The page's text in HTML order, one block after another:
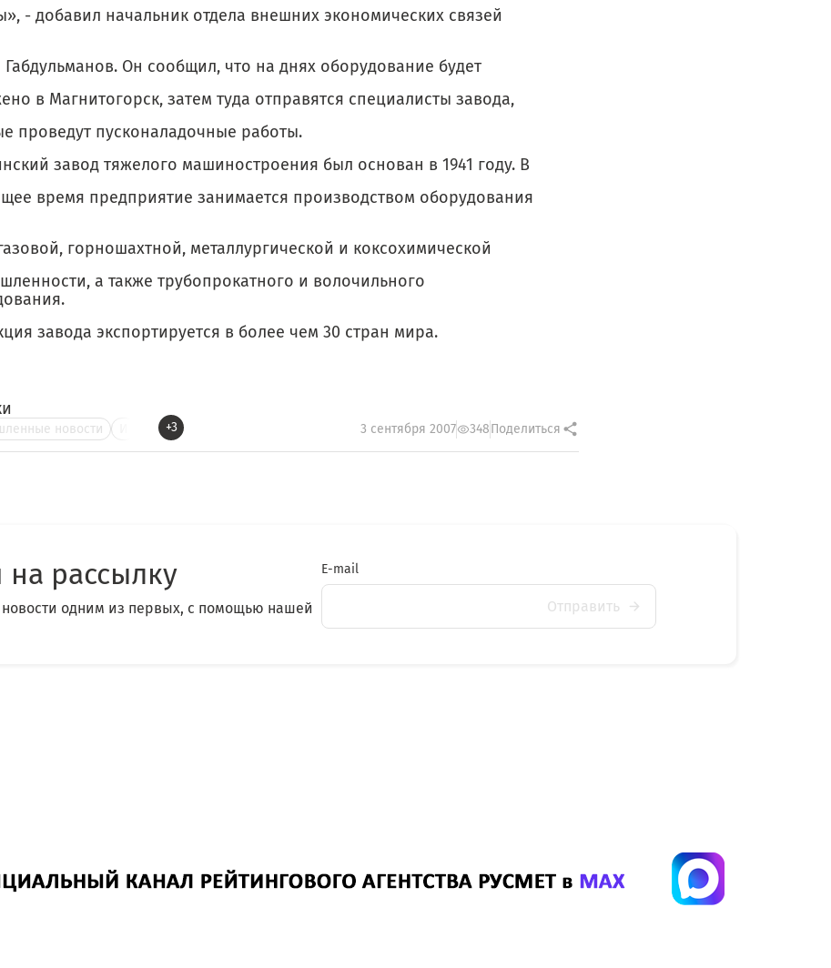
- добавил начальник отдела внешних экономических связей
Габдульманов. Он сообщил, что на днях оборудование будет
в Магнитогорск, затем туда отправятся специалисты завода,
проведут пусконаладочные работы.
завод тяжелого машиностроения был основан в 1941 году. В
время предприятие занимается производством оборудования
горношахтной, металлургической и коксохимической
а также трубопрокатного и волочильного
завода экспортируется в более чем 30 стран мира.
новости +3 3 сентября 2007 348Поделиться
на рассылку
одним из первых, с помощью нашей
E-mail
Отправить